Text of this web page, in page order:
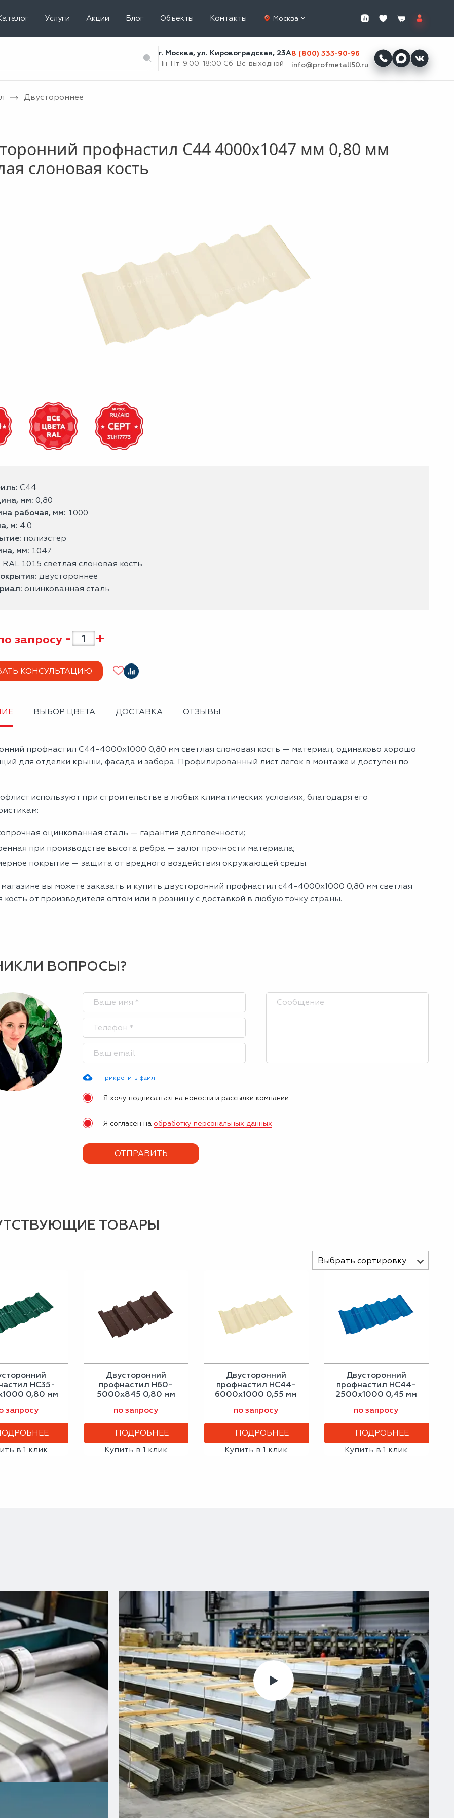
Услуги Акции Блог Объекты Контакты Москва
г. Москва, ул. Кировоградская, 23А
Пн-Пт: 9:00-18:00 Сб-Вс: выходной
8 (800) 333-90-96
info@profmetall50.ru
Двустороннее
профнастил С44 4000x1047 мм 0,80 мм
слоновая кость
С44
мм: 0,80
рабочая, мм: 1000
м: 4.0
полиэстер
мм: 1047
RAL 1015 светлая слоновая кость
двустороннее
оцинкованная сталь
запросу - +
КОНСУЛЬТАЦИЮ
ВЫБОР ЦВЕТА ДОСТАВКА ОТЗЫВЫ
профнастил С44-4000х1000 0,80 мм светлая слоновая кость — материал, одинаково хорошо
для отделки крыши, фасада и забора. Профилированный лист легок в монтаже и доступен по
используют при строительстве в любых климатических условиях, благодаря его
оцинкованная сталь — гарантия долговечности;
при производстве высота ребра — залог прочности материала;
покрытие — защита от вредного воздействия окружающей среды.
вы можете заказать и купить двусторонний профнастил с44-4000х1000 0,80 мм светлая
кость от производителя оптом или в розницу с доставкой в любую точку страны.
ВОПРОСЫ?
Прикрепить файл
Я хочу подписаться на новости и рассылки компании
Я согласен на обработку персональных данных
ТОВАРЫ
Выбрать сортировку
НС35-
0,80 мм
запросу
в 1 клик
Двусторонний
профнастил Н60-
5000х845 0,80 мм
коричневый
по запросу
ПОДРОБНЕЕ
Купить в 1 клик
Двусторонний
профнастил НС44-
6000х1000 0,55 мм
по запросу
ПОДРОБНЕЕ
Купить в 1 клик
Двусторонний
профнастил НС44-
2500х1000 0,45 мм
по запросу
ПОДРОБНЕЕ
Купить в 1 клик